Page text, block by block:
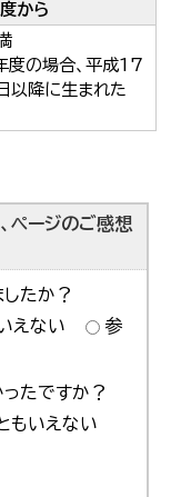
から
度の場合、平成17
以降に生まれた
ページのご感想
たか？
えない
参
たですか？
もいえない